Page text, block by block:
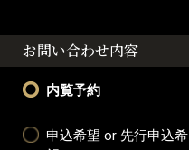
お問い合わせ内容
内覧予約
申込希望 or 先行申込希